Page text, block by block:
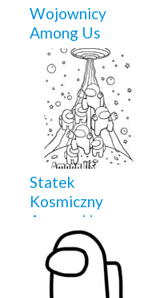
Wojownicy
Among Us
Statek
Kosmiczny
Among Us